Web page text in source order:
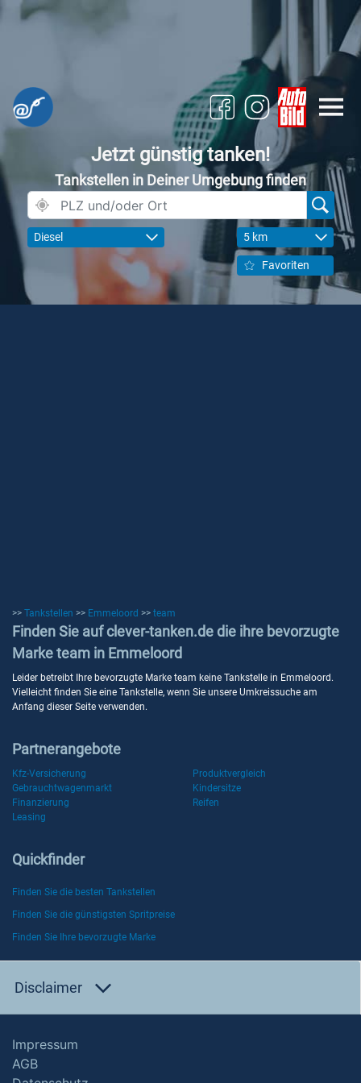
Jetzt günstig tanken!
Tankstellen in Deiner Umgebung finden
Diesel 5 km
Favoriten
>> Tankstellen >> Emmeloord >> team
Finden Sie auf clever-tanken.de die ihre bevorzugte
Marke team in Emmeloord
Leider betreibt Ihre bevorzugte Marke team keine Tankstelle in Emmeloord.
Vielleicht finden Sie eine Tankstelle, wenn Sie unsere Umkreissuche am
Anfang dieser Seite verwenden.
Partnerangebote
Kfz-Versicherung
Produktvergleich
Gebrauchtwagenmarkt
Kindersitze
Finanzierung
Reifen
Leasing
Quickfinder
Finden Sie die besten Tankstellen
Finden Sie die günstigsten Spritpreise
Finden Sie Ihre bevorzugte Marke
Disclaimer
Impressum
AGB